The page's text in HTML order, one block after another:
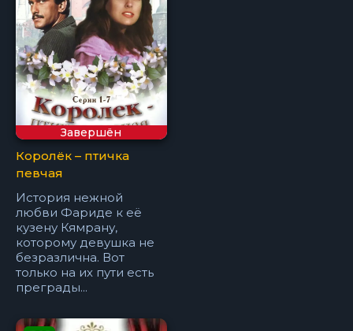
Завершён
Королёк – птичка
певчая
История нежной
любви Фариде к её
кузену Кямрану,
которому девушка не
безразлична. Вот
только на их пути есть
преграды...